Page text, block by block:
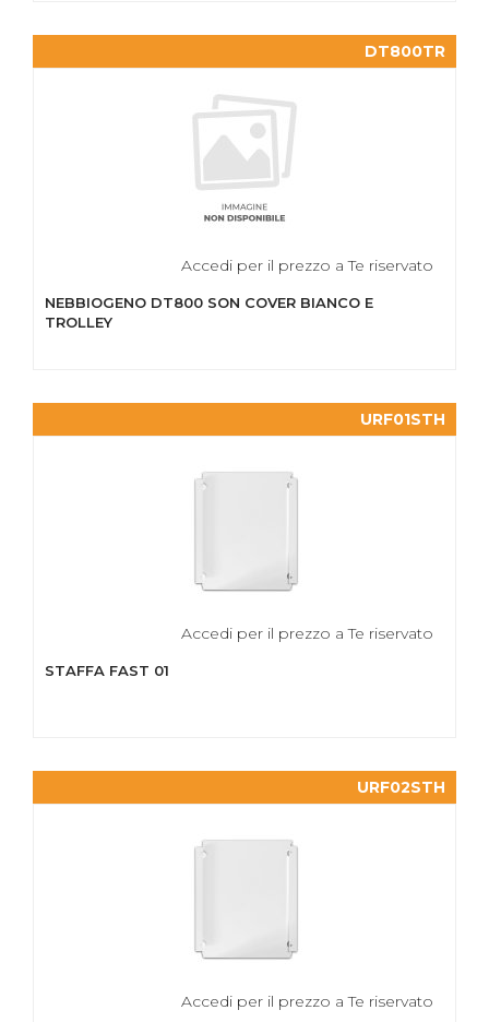
DT800TR
Accedi per il prezzo a Te riservato
NEBBIOGENO DT800 SON COVER BIANCO E
TROLLEY
URF01STH
Accedi per il prezzo a Te riservato
STAFFA FAST 01
URF02STH
Accedi per il prezzo a Te riservato